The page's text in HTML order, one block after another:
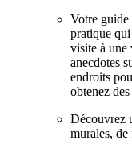
Votre guide
pratique
visite à une
anecdotes
endroits
obtenez
Découvrez
murales, de